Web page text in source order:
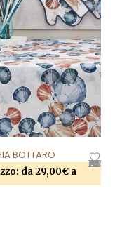
AGGIUNGI ALLA LISTA DEI DESIDERI
BOTTARO
da 29,00€ a